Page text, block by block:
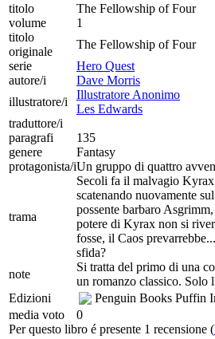
titolo
The Fellowship of Four
volume
1
titolo
originale
The Fellowship of Four
serie
Hero Quest
autore/i
Dave Morris
illustratore/i
Illustratore Anonimo
Les Edwards
traduttore/i
paragrafi
135
genere
Fantasy
protagonista/iUn gruppo di quattro
trama
Secoli fa il malvagio
scatenando nuovamente
possente barbaro
potere di Kyrax non si
fosse, il Caos
sfida?
note
Si tratta del primo di una
un romanzo classico. Solo
Edizioni
Penguin Books Puffin
media voto
0
Per questo libro é presente 1 recensione (